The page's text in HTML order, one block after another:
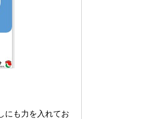
にも力を入れてお